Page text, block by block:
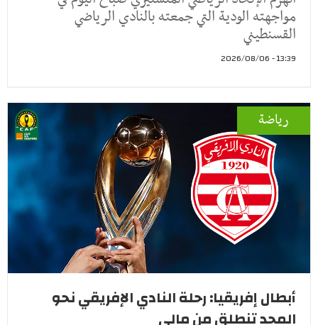
مواجهته الودية التي جمعته بالنادي الرياضي
القسنطيني
13:39 - 2026/08/06
رياضة
أبطال إفريقيا: رحلة النادي الإفريقي نحو
المجد تنطلق من مالي